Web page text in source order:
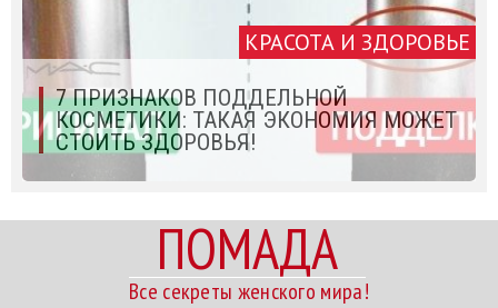
КРАСОТА И ЗДОРОВЬЕ
7 ПРИЗНАКОВ ПОДДЕЛЬНОЙ
КОСМЕТИКИ: ТАКАЯ ЭКОНОМИЯ МОЖЕТ
СТОИТЬ ЗДОРОВЬЯ!
ПОМАДА
Все секреты женского мира!